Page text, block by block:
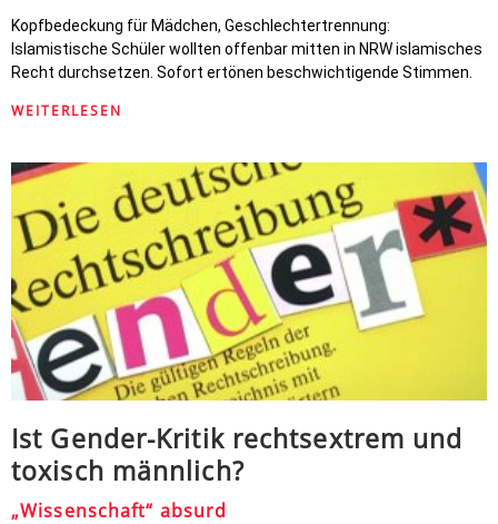
Kopfbedeckung für Mädchen, Geschlechtertrennung:
Islamistische Schüler wollten offenbar mitten in NRW islamisches
Recht durchsetzen. Sofort ertönen beschwichtigende Stimmen.
WEITERLESEN
Ist Gender-Kritik rechtsextrem und
toxisch männlich?
„Wissenschaft“ absurd